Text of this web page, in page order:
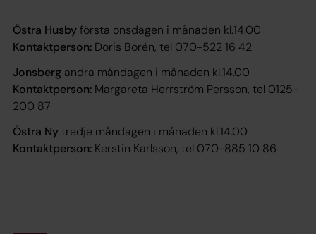
Östra Husbyförsta onsdagen i månaden kl.14.00
Kontaktperson: Doris Borén, tel 070-522 16 42
Jonsberg andra måndagen i månaden kl.14.00
Kontaktperson: Margareta Herrström Persson, tel 0125-
200 87
Östra Nytredje måndagen i månaden kl.14.00
Kontaktperson: Kerstin Karlsson, tel 070-885 10 86